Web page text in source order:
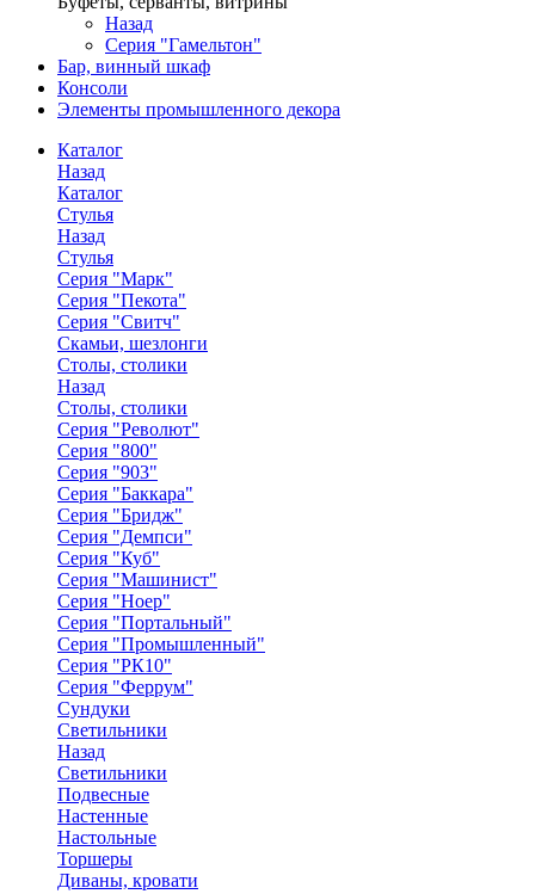
Назад
Серия "Гамельтон"
Бар, винный шкаф
Консоли
Элементы промышленного декора
Каталог
Назад
Каталог
Стулья
Назад
Стулья
Серия "Марк"
Серия "Пекота"
Серия "Свитч"
Скамьи, шезлонги
Столы, столики
Назад
Столы, столики
Серия "Револют"
Серия "800"
Серия "903"
Серия "Баккара"
Серия "Бридж"
Серия "Демпси"
Серия "Куб"
Серия "Машинист"
Серия "Ноер"
Серия "Портальный"
Серия "Промышленный"
Серия "РК10"
Серия "Феррум"
Сундуки
Светильники
Назад
Светильники
Подвесные
Настенные
Настольные
Торшеры
Диваны, кровати